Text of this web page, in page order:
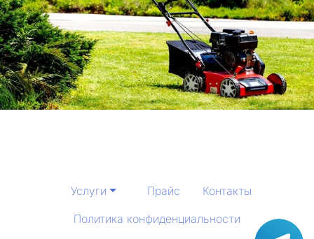
Услуги Прайс
Контакты
Политика конфиденциальности